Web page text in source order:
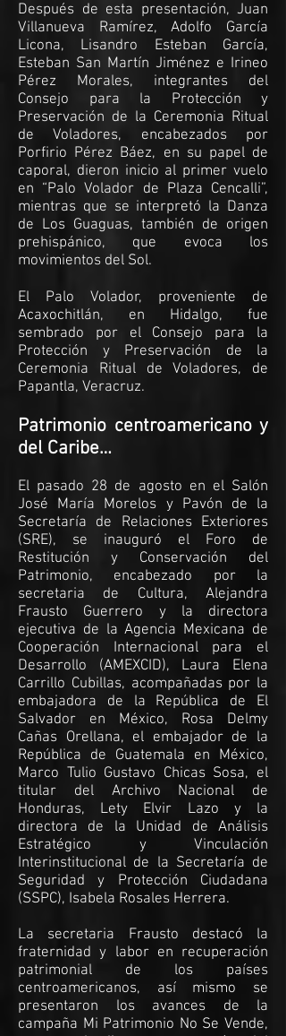
Después de esta presentación, Juan
Villanueva Ramírez, Adolfo García
Licona, Lisandro Esteban García,
Esteban San Martín Jiménez e Irineo
Pérez Morales, integrantes del
Consejo para la Protección y
Preservación de la Ceremonia Ritual
de Voladores, encabezados por
Porfirio Pérez Báez, en su papel de
caporal, dieron inicio al primer vuelo
en “Palo Volador de Plaza Cencalli”,
mientras que se interpretó la Danza
de Los Guaguas, también de origen
prehispánico, que evoca los
movimientos del Sol.
El Palo Volador, proveniente de
Acaxochitlán, en Hidalgo, fue
sembrado por el Consejo para la
Protección y Preservación de la
Ceremonia Ritual de Voladores, de
Papantla, Veracruz.
Patrimonio centroamericano y
del Caribe…
El pasado 28 de agosto en el Salón
José María Morelos y Pavón de la
Secretaría de Relaciones Exteriores
(SRE), se inauguró el Foro de
Restitución y Conservación del
Patrimonio, encabezado por la
secretaria de Cultura, Alejandra
Frausto Guerrero y la directora
ejecutiva de la Agencia Mexicana de
Cooperación Internacional para el
Desarrollo (AMEXCID), Laura Elena
Carrillo Cubillas, acompañadas por la
embajadora de la República de El
Salvador en México, Rosa Delmy
Cañas Orellana, el embajador de la
República de Guatemala en México,
Marco Tulio Gustavo Chicas Sosa, el
titular del Archivo Nacional de
Honduras, Lety Elvir Lazo y la
directora de la Unidad de Análisis
Estratégico y Vinculación
Interinstitucional de la Secretaría de
Seguridad y Protección Ciudadana
(SSPC), Isabela Rosales Herrera.
La secretaria Frausto destacó la
fraternidad y labor en recuperación
patrimonial de los países
centroamericanos, así mismo se
presentaron los avances de la
campaña Mi Patrimonio No Se Vende,